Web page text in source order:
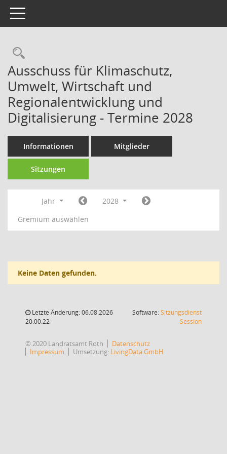
Toggle navigation
Rechercheauswahl
Ausschuss für Klimaschutz,
Umwelt, Wirtschaft und
Regionalentwicklung und
Digitalisierung - Termine 2028
Informationen Mitglieder
Sitzungen
Jahr
2028
Gremium auswählen
Keine Daten gefunden.
Letzte Änderung: 06.08.2026
20:00:22
Software:Sitzungsdienst
Session(Wird in
© 2020 Landratsamt Roth
Datenschutz
Impressum
Umsetzung: LivingData GmbH